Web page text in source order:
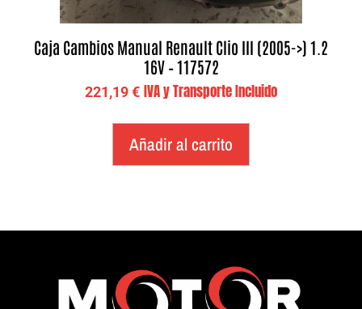
Caja Cambios Manual Renault Clio III (2005->) 1.2
16V – 117572
221,19€ IVA y Transporte Incluido
Añadir al carrito